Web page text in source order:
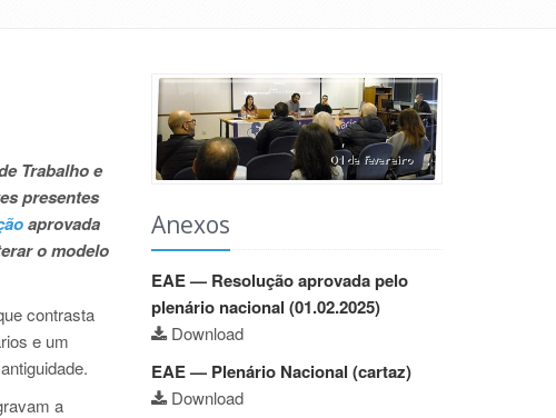
Trabalho e
presentes
aprovada
o modelo
contrasta
e um
a
Anexos
EAE — Resolução aprovada pelo
plenário nacional (01.02.2025)
Download
EAE — Plenário Nacional (cartaz)
Download